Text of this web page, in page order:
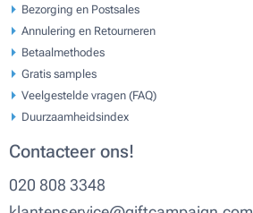
Bezorging en Postsales
Annulering en Retourneren
Betaalmethodes
Gratis samples
Veelgestelde vragen (FAQ)
Duurzaamheidsindex
Contacteer ons!
020 808 3348